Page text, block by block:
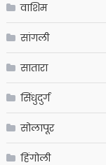
वाशिम
सांगली
सातारा
सिंधुदुर्ग
सोलापूर
हिंगोली